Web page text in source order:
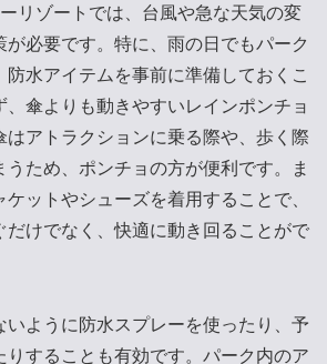
リゾートでは、台風や急な天気の変
必要です。特に、雨の日でもパーク
防水アイテムを事前に準備しておくこ
、傘よりも動きやすいレインポンチョ
はアトラクションに乗る際や、歩く際
うため、ポンチョの方が便利です。ま
ットやシューズを着用することで、
だけでなく、快適に動き回ることがで
いように防水スプレーを使ったり、予
りすることも有効です。パーク内のア